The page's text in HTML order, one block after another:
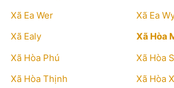
Xã Ea Wer
Xã Ea
Xã Ealy
Xã Hòa
Xã Hòa Phú
Xã Hòa
Xã Hòa Thịnh
Xã Hòa